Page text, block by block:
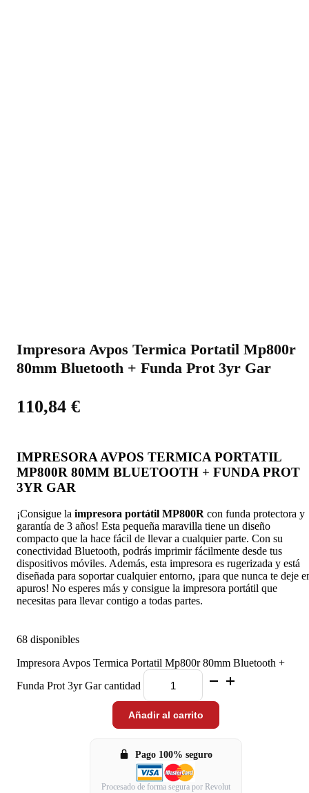
Impresora Avpos Termica Portatil Mp800r
80mm Bluetooth + Funda Prot 3yr Gar
110,84 €
IMPRESORA AVPOS TERMICA PORTATIL
MP800R 80MM BLUETOOTH + FUNDA PROT
3YR GAR
¡Consigue la impresora portátil MP800R con funda protectora y
garantía de 3 años! Esta pequeña maravilla tiene un diseño
compacto que la hace fácil de llevar a cualquier parte. Con su
conectividad Bluetooth, podrás imprimir fácilmente desde tus
dispositivos móviles. Además, esta impresora es rugerizada y está
diseñada para soportar cualquier entorno, ¡para que nunca te deje
apuros! No esperes más y consigue la impresora portátil que
necesitas para llevar contigo a todas partes.
68 disponibles
Impresora Avpos Termica Portatil Mp800r 80mm Bluetooth +
Funda Prot 3yr Gar cantidad
Añadir al carrito
Pago 100% seguro
Procesado de forma segura por Revolut